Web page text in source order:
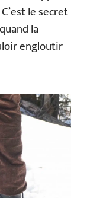
le secret
la
engloutir